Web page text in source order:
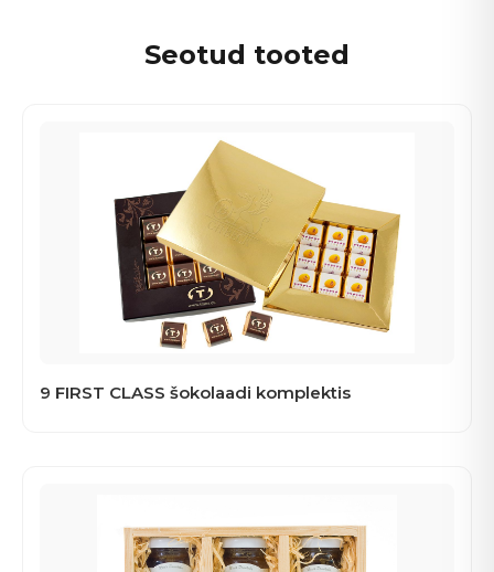
Seotud tooted
9 FIRST CLASS šokolaadi komplektis